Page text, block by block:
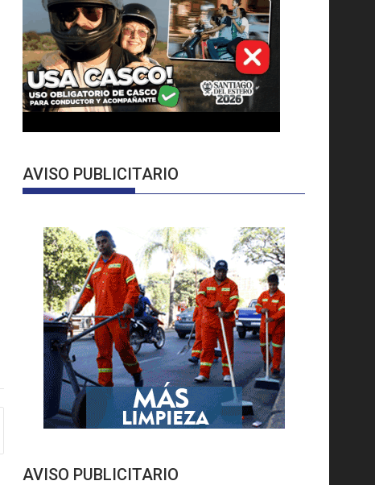
AVISO PUBLICITARIO
AVISO PUBLICITARIO